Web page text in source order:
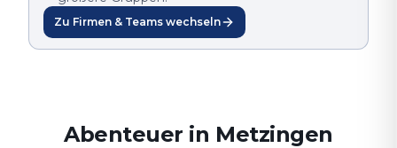
Zu Firmen & Teams wechseln
Abenteuer in Metzingen